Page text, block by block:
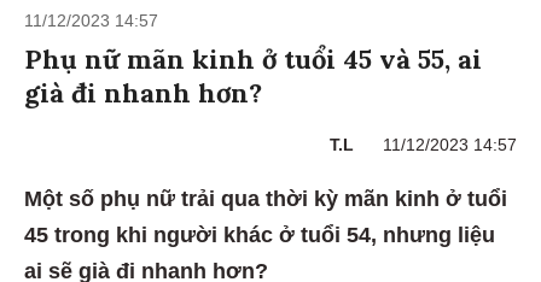
11/12/2023 14:57
Phụ nữ mãn kinh ở tuổi 45 và 55, ai
già đi nhanh hơn?
T.L 11/12/2023 14:57
Một số phụ nữ trải qua thời kỳ mãn kinh ở tuổi
45 trong khi người khác ở tuổi 54, nhưng liệu
ai sẽ già đi nhanh hơn?